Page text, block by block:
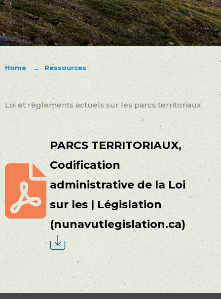
Home Ressources
Loi et règlements actuels sur les parcs territoriaux
PARCS TERRITORIAUX,
Codification
administrative de la Loi
sur les | Législation
(nunavutlegislation.ca)